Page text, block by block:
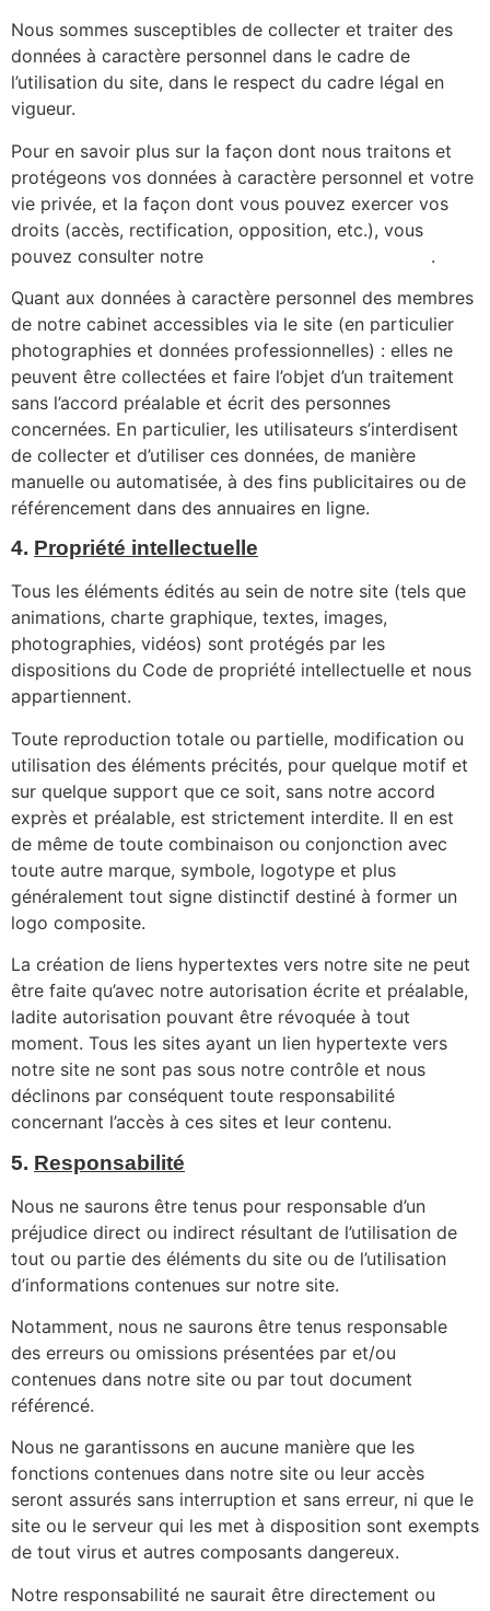
Nous sommes susceptibles de collecter et traiter des
données à caractère personnel dans le cadre de
l’utilisation du site, dans le respect du cadre légal en
vigueur.
Pour en savoir plus sur la façon dont nous traitons et
protégeons vos données à caractère personnel et votre
vie privée, et la façon dont vous pouvez exercer vos
droits (accès, rectification, opposition, etc.), vous
pouvez consulter notre
.
Quant aux données à caractère personnel des membres
de notre cabinet accessibles via le site (en particulier
photographies et données professionnelles) : elles ne
peuvent être collectées et faire l’objet d’un traitement
sans l’accord préalable et écrit des personnes
concernées. En particulier, les utilisateurs s’interdisent
de collecter et d’utiliser ces données, de manière
manuelle ou automatisée, à des fins publicitaires ou de
référencement dans des annuaires en ligne.
4. Propriété intellectuelle
Tous les éléments édités au sein de notre site (tels que
animations, charte graphique, textes, images,
photographies, vidéos) sont protégés par les
dispositions du Code de propriété intellectuelle et nous
appartiennent.
Toute reproduction totale ou partielle, modification ou
utilisation des éléments précités, pour quelque motif et
sur quelque support que ce soit, sans notre accord
exprès et préalable, est strictement interdite. Il en est
de même de toute combinaison ou conjonction avec
toute autre marque, symbole, logotype et plus
généralement tout signe distinctif destiné à former un
logo composite.
La création de liens hypertextes vers notre site ne peut
être faite qu’avec notre autorisation écrite et préalable,
ladite autorisation pouvant être révoquée à tout
moment. Tous les sites ayant un lien hypertexte vers
notre site ne sont pas sous notre contrôle et nous
déclinons par conséquent toute responsabilité
concernant l’accès à ces sites et leur contenu.
5. Responsabilité
Nous ne saurons être tenus pour responsable d’un
préjudice direct ou indirect résultant de l’utilisation de
tout ou partie des éléments du site ou de l’utilisation
d’informations contenues sur notre site.
Notamment, nous ne saurons être tenus responsable
des erreurs ou omissions présentées par et/ou
contenues dans notre site ou par tout document
référencé.
Nous ne garantissons en aucune manière que les
fonctions contenues dans notre site ou leur accès
seront assurés sans interruption et sans erreur, ni que le
site ou le serveur qui les met à disposition sont exempts
de tout virus et autres composants dangereux.
Notre responsabilité ne saurait être directement ou